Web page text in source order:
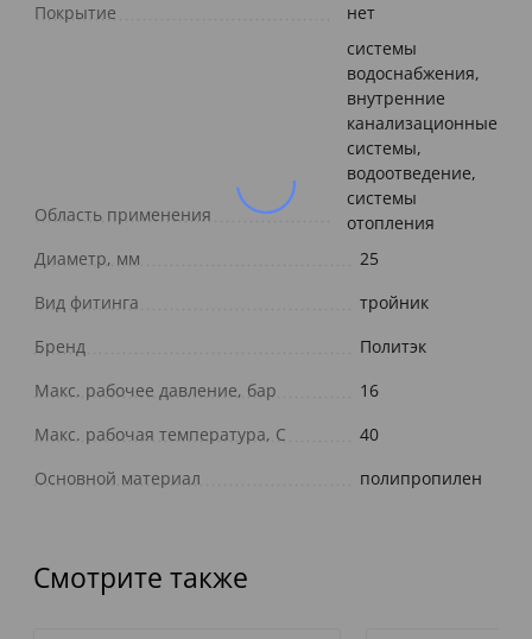
Покрытие
нет
Область применения
cистемы
водоснабжения,
внутренние
канализационные
системы,
водоотведение,
системы
отопления
Диаметр, мм
25
Вид фитинга
тройник
Бренд
Политэк
Макс. рабочее давление, бар
16
Макс. рабочая температура, С
40
Основной материал
полипропилен
Смотрите также